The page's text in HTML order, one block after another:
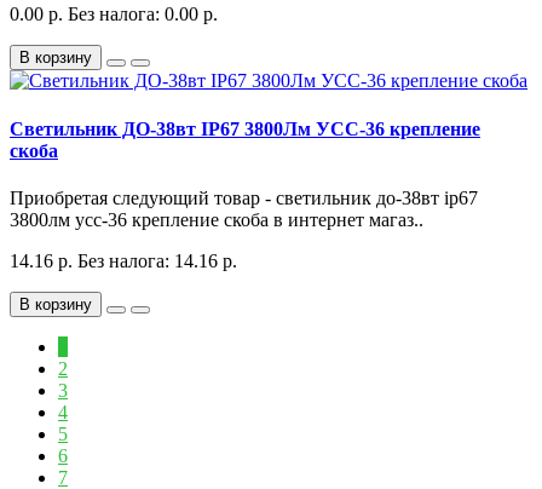
0.00 р. Без налога: 0.00 р.
В корзину
Светильник ДО-38вт IP67 3800Лм УСС-36 крепление
скоба
Приобретая следующий товар - светильник до-38вт ip67
3800лм усс-36 крепление скоба в интернет магаз..
14.16 р. Без налога: 14.16 р.
В корзину
2
3
4
5
6
7